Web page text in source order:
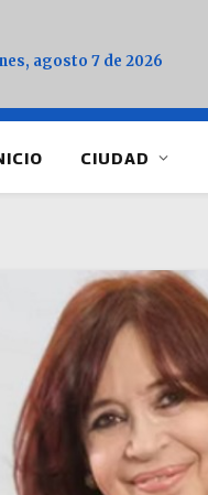
agosto 7 de 2026
CIUDAD